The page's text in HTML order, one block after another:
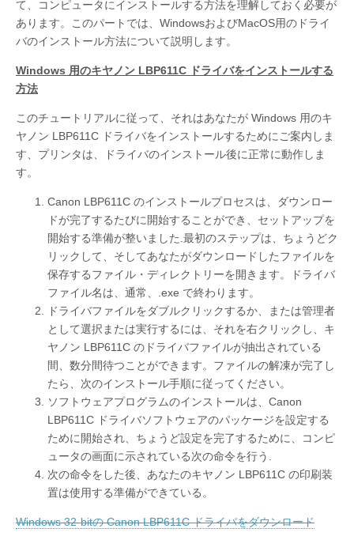
て、コンピュータにインストールする方法を理解しておく必要が
あります。このパートでは、WindowsおよびMacOS用のドライ
バのインストール方法について説明します。
Windows 用のキヤノン LBP611C ドライバをインストールする
方法
このチュートリアルに従って、それはあなたが Windows 用のキ
ヤノン LBP611C ドライバをインストールするためにご案内しま
す、プリンタは、ドライバのインストール後に正常に動作しま
す。
Canon LBP611C のインストールプロセスは、ダウンロー
ドが完了するたびに開始することができ、セットアップを
開始する準備が整いました.最初のステップは、ちょうどク
リックして、そしてあなたがダウンロードしたファイルを
保存するファイル・ディレクトリーを開きます。ドライバ
ファイル名は、通常、.exe で終わります。
ドライバファイルをダブルクリックするか、または管理者
として選択または実行するには、それを右クリックし、キ
ヤノン LBP611C のドライバファイルが抽出されている
間、数分間待つことができます。ファイルの解凍が完了し
たら、次のインストール手順に従ってください。
ソフトウェアプログラムのインストールは、Canon
LBP611C ドライバソフトウェアのパッケージを設定する
ために開始され、ちょうど設定を完了するために、コンピ
ュータの画面に示されている次の命令を行う.
次の命令をした後、あなたのキヤノン LBP611C の印刷装
置は使用する準備ができている。
Windows 32-bitの Canon LBP611C ドライバをダウンロード